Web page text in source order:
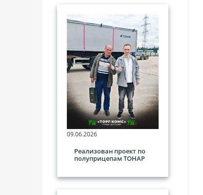
09.06.2026
Реализован проект по
полуприцепам ТОНАР